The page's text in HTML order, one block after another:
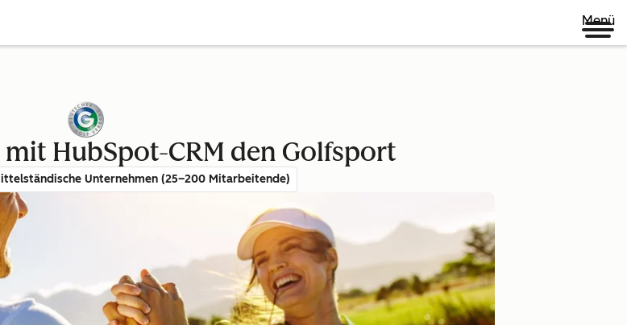
Menü
HubSpot-CRM den Golfsport
Unternehmen (25–200 Mitarbeitende)